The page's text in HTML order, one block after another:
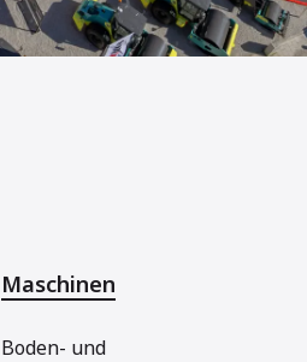
Maschinen
Boden- und